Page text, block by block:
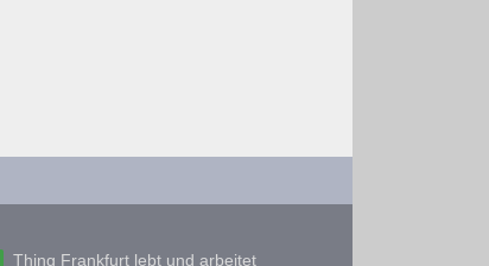
Thing Frankfurt lebt und arbeitet